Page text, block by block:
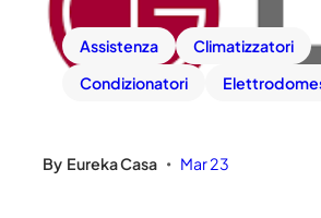
Assistenza
Climatizzatori
Condizionatori
By Eureka Casa • Mar 23